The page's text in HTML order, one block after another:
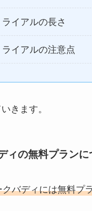
イアルの長さ
イアルの注意点
きます。
ィの無料プランに
クバディには無料プ